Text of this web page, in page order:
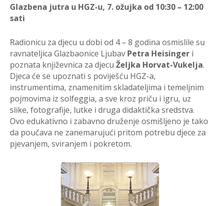
Glazbena jutra u HGZ-u, 7. ožujka od 10:30 – 12:00
sati
Radionicu za djecu u dobi od 4 – 8 godina osmislile su
ravnateljica Glazbaonice Ljubav Petra Heisinger i
poznata književnica za djecu Željka Horvat-Vukelja.
Djeca će se upoznati s poviješću HGZ-a,
instrumentima, znamenitim skladateljima i temeljnim
pojmovima iz solfeggia, a sve kroz priču i igru, uz
slike, fotografije, lutke i druga didaktička sredstva.
Ovo edukativno i zabavno druženje osmišljeno je tako
da poučava ne zanemarujući pritom potrebu djece za
pjevanjem, sviranjem i pokretom.